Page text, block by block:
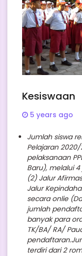
Kesiswaan
5 years ago
Jumlah siswa
Pelajaran
pelaksanaan
Baru), melalui
(2) Jalur
Jalur
secara onlie
jumlah
banyak para
TK/BA/ RA/
terdiri dari 2